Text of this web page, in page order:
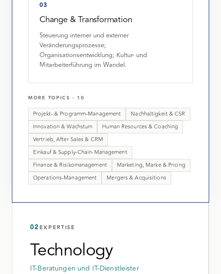
03
Change & Transformation
Steuerung interner und externer
Veränderungsprozesse;
Organisationsentwicklung; Kultur- und
Mitarbeiterführung im Wandel.
MORE TOPICS · 10
Projekt- & Programm-Management
Nachhaltigkeit & CSR
Innovation & Wachstum
Human Resources & Coaching
Vertrieb, After Sales & CRM
Einkauf & Supply-Chain-Management
Finance & Risikomanagement
Marketing, Marke & Pricing
Operations-Management
Mergers & Acquisitions
02EXPERTISE
Technology
IT-Beratungen und IT-Dienstleister